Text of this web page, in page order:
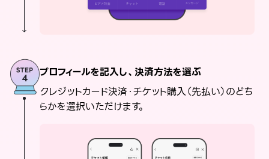
プロフィールを記入し、決済方法を選ぶ
クレジットカード決済・チケット購入（先払い）のどち
らかを選択いただけます。